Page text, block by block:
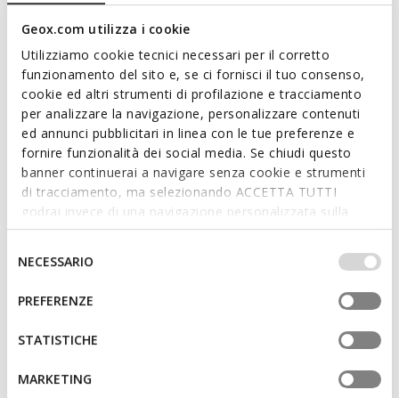
Geox.com utilizza i cookie
Utilizziamo cookie tecnici necessari per il corretto
funzionamento del sito e, se ci fornisci il tuo consenso,
cookie ed altri strumenti di profilazione e tracciamento
per analizzare la navigazione, personalizzare contenuti
ed annunci pubblicitari in linea con le tue preferenze e
fornire funzionalità dei social media. Se chiudi questo
banner continuerai a navigare senza cookie e strumenti
di tracciamento, ma selezionando ACCETTA TUTTI
godrai invece di una navigazione personalizzata sulla
base dei tuoi gusti ed interessi. Selezionando
IMPOSTAZIONI potrai anche scegliere quali cookies ed
altri strumenti di tracciamento autorizzare. Per maggiori
informazioni o per modificare in qualsiasi momento le
tue impostazioni, visita la nostra
consenso
NECESSARIO
PREFERENZE
STATISTICHE
MARKETING
Mocassim feminino de inspiração universitária, para looks de
elegância sóbria mas marcante. Confecionado em pele
macia, está disponível numa variante azul-marinho escuro de
charme intemporal. Confortável e respirável, o Noemen
combina linhas tradicionais com detalhes requintados.
CÓDIGO DO ARTIGO:D680XA00038C4021
Características
Fácil e rápido de calçar
Altura salto: 2 cm / 0,8"
Design sem fecho, para calçar mais rapidamente
Materiais
Tecnologias